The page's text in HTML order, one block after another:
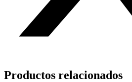
Productos relacionados